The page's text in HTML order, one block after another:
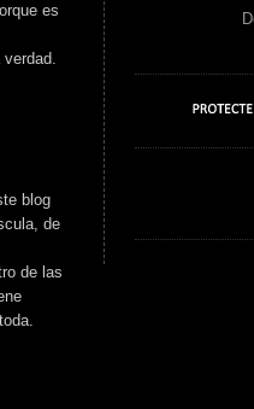
es
blog
de
de las